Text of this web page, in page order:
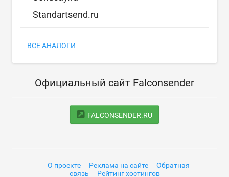
Standartsend.ru
ВСЕ АНАЛОГИ
Официальный сайт Falconsender
FALCONSENDER.RU
О проекте Реклама на сайте
Обратная
связь
Рейтинг хостингов